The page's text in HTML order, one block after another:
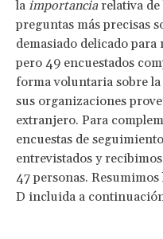
la importanciarelativa
preguntas más precisas
demasiado delicado para
pero 49 encuestados
forma voluntaria sobre
sus organizaciones
extranjero. Para
encuestas de
entrevistados y
47 personas.
D incluida a